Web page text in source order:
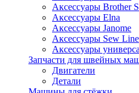
Аксессуары Brother
Аксессуары Elna
Аксессуары Janome
Аксессуары Sew Line
Аксессуары
Запчасти для швейных
Двигатели
Детали